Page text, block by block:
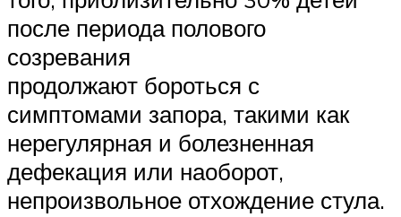
после периода полового
созревания
продолжают бороться с
симптомами запора, такими как
нерегулярная и болезненная
дефекация или наоборот,
непроизвольное отхождение стула.